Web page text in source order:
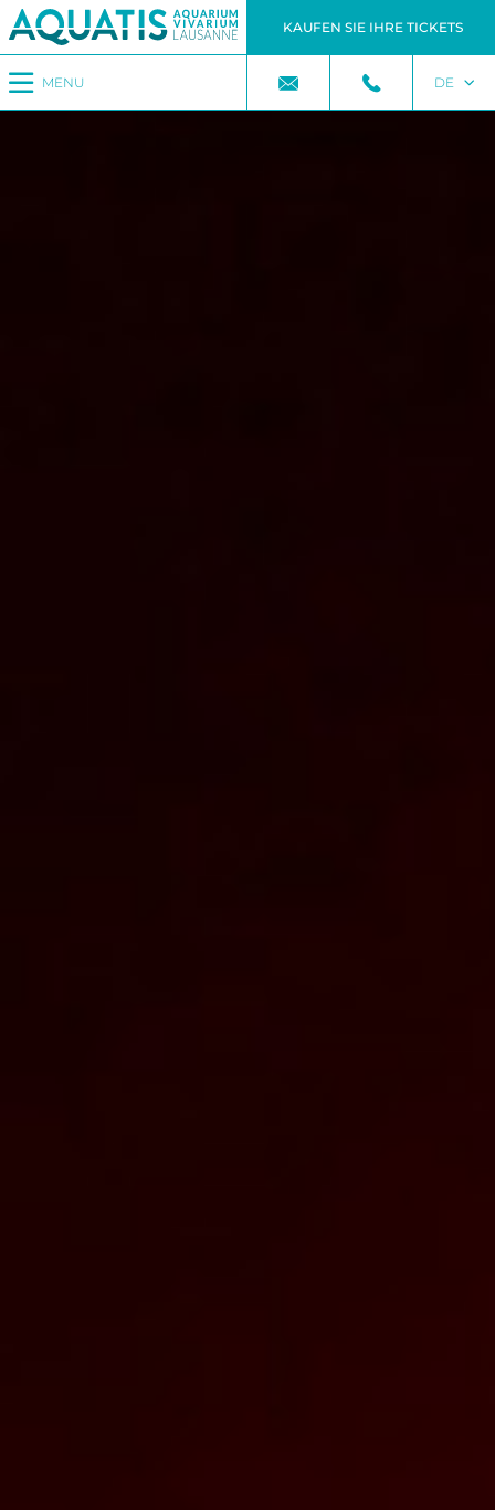
MENU
KAUFEN SIE IHRE TICKETS
DE